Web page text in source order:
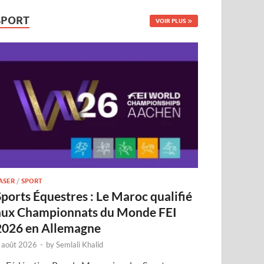
VOIR PLUS
/SPORT
Équestres : Le Maroc qualifié
Championnats du Monde FEI
en Allemagne
2026 - bySemlali Khalid